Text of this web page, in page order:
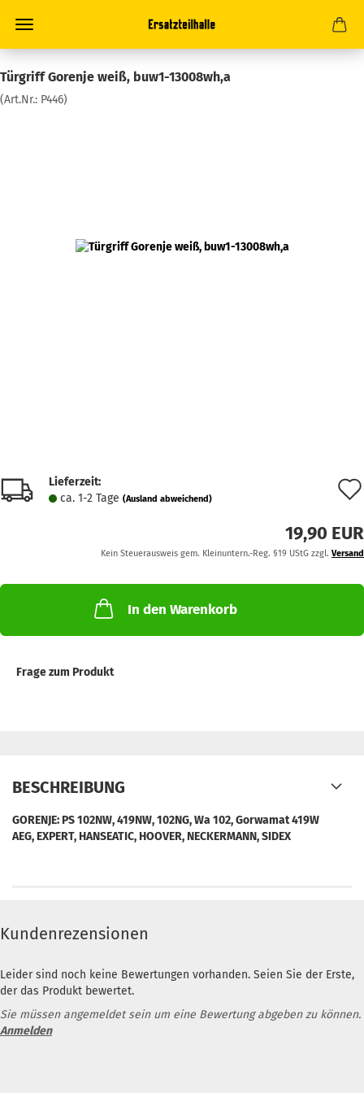
Türgriff Gorenje weiß, buw1-13008wh,a
(Art.Nr.: P446)
Lieferzeit:
ca. 1-2 Tage (Ausland abweichend)
19,90 EUR
Kein Steuerausweis gem. Kleinuntern.-Reg. §19 UStG zzgl. Versand
In den Warenkorb
Frage zum Produkt
BESCHREIBUNG
GORENJE: PS 102NW, 419NW, 102NG, Wa 102, Gorwamat 419W
AEG, EXPERT, HANSEATIC, HOOVER, NECKERMANN, SIDEX
Kundenrezensionen
Leider sind noch keine Bewertungen vorhanden. Seien Sie der Erste,
der das Produkt bewertet.
Sie müssen angemeldet sein um eine Bewertung abgeben zu können.
Anmelden